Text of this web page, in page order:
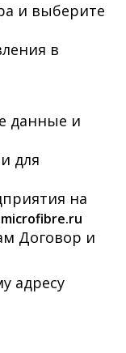
и выберите
в
данные и
для
на
Договор и
адресу